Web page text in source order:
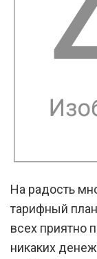
На радость
тарифный
всех приятно
никаких